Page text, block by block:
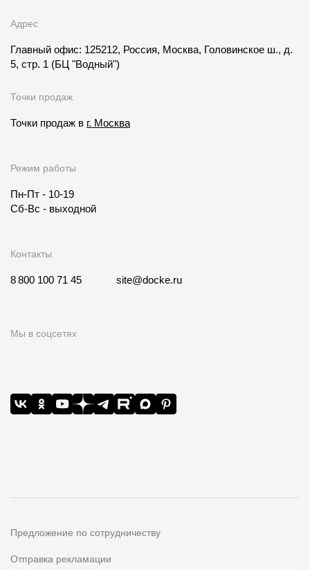
Адрес
Главный офис: 125212, Россия, Москва, Головинское ш., д.
5, стр. 1 (БЦ "Водный")
Точки продаж
Точки продаж в г. Москва
Режим работы
Пн-Пт - 10-19
Сб-Вс - выходной
Контакты
8 800 100 71 45 site@docke.ru
Мы в соцсетях
Предложение по сотрудничеству
Отправка рекламации